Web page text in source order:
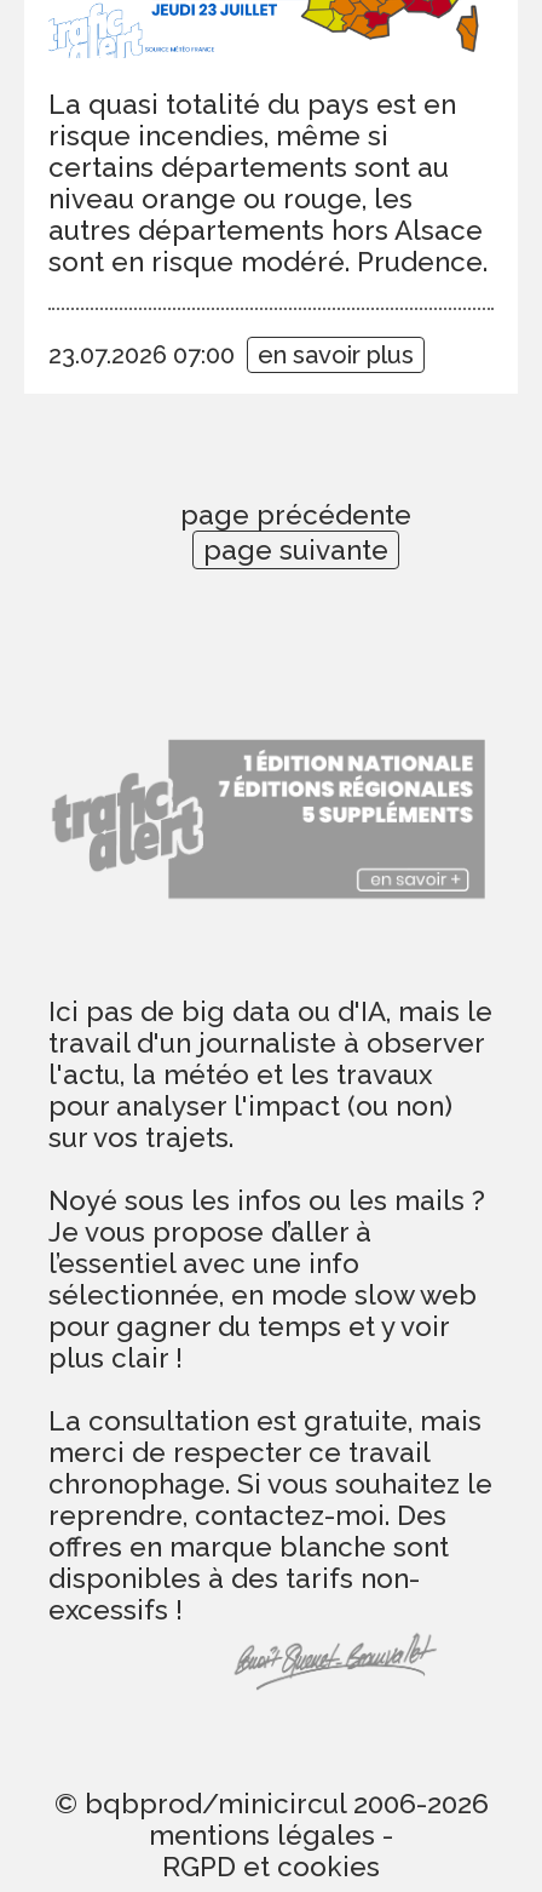
La quasi totalité du pays est en
risque incendies, même si
certains départements sont au
niveau orange ou rouge, les
autres départements hors Alsace
sont en risque modéré. Prudence.
23.07.2026 07:00 en savoir plus
page précédente
page suivante
Ici pas de big data ou d'IA, mais le
travail d'un journaliste à observer
l'actu, la météo et les travaux
pour analyser l'impact (ou non)
sur vos trajets.
Noyé sous les infos ou les mails ?
Je vous propose d’aller à
l’essentiel avec une info
sélectionnée, en mode slow web
pour gagner du temps et y voir
plus clair !
La consultation est gratuite, mais
merci de respecter ce travail
chronophage. Si vous souhaitez le
reprendre, contactez-moi. Des
offres en marque blanche sont
disponibles à des tarifs non-
excessifs !
© bqbprod/minicircul 2006-2026
mentions légales -
RGPD et cookies